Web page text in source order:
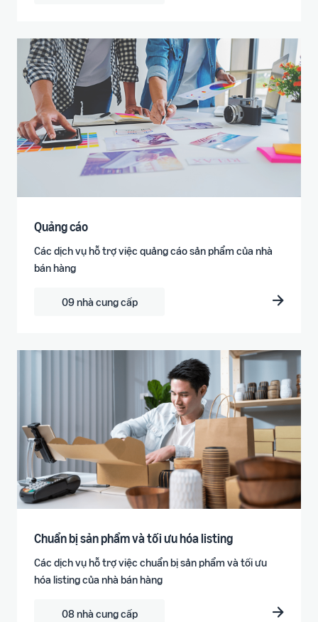
Quảng cáo
Các dịch vụ hỗ trợ việc quảng cáo sản phẩm của nhà
bán hàng
09 nhà cung cấp
Chuẩn bị sản phẩm và tối ưu hóa listing
Các dịch vụ hỗ trợ việc chuẩn bị sản phẩm và tối ưu
hóa listing của nhà bán hàng
08 nhà cung cấp